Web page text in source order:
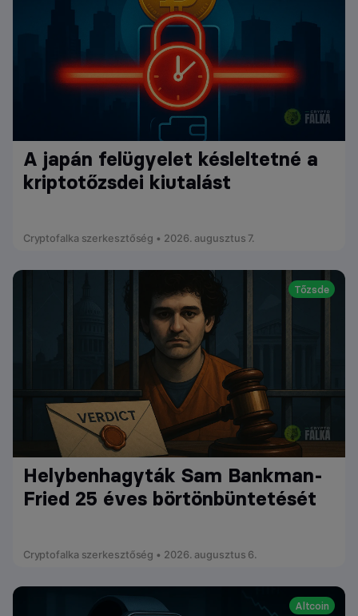
A japán felügyelet késleltetné a
kriptotőzsdei kiutalást
Cryptofalka szerkesztőség • 2026. augusztus 7.
Tőzsde
Helybenhagyták Sam Bankman-
Fried 25 éves börtönbüntetését
Cryptofalka szerkesztőség • 2026. augusztus 6.
Altcoin